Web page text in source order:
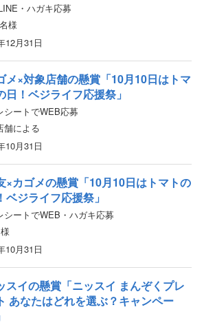
・ハガキ応募
様
12月31日
メ×対象店舗の懸賞「10月10日はトマ
日！ベジライフ応援祭」
シートでWEB応募
舗による
10月31日
×カゴメの懸賞「10月10日はトマトの
ベジライフ応援祭」
ートでWEB・ハガキ応募
10月31日
スイの懸賞「ニッスイ まんぞくプレ
あなたはどれを選ぶ？キャンペー